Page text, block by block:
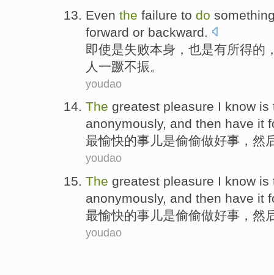
Even the failure to do
forward or backward
即使是失败本身 ， 也是有所得的
人 一蹶不振。
youdao
The greatest pleasure I know is
anonymously, and then have it
最愉快的事儿是偷偷做好事 ， 然
youdao
The greatest pleasure I know is
anonymously, and then have it
最愉快的事儿是偷偷做好事 ， 然
youdao